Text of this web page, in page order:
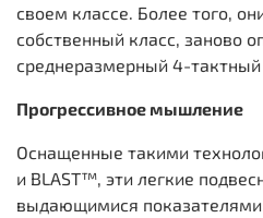
своем классе. Более того,
собственный класс, заново
среднеразмерный 4-тактный
Прогрессивное мышление
Оснащенные такими
и BLAST™, эти легкие
выдающимися показателями